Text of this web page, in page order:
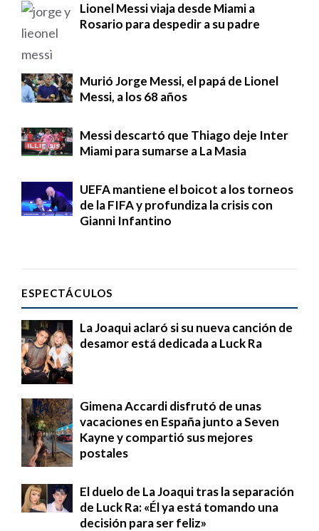
Lionel Messi viaja desde Miami a
Rosario para despedir a su padre
Murió Jorge Messi, el papá de Lionel
Messi, a los 68 años
Messi descartó que Thiago deje Inter
Miami para sumarse a La Masia
UEFA mantiene el boicot a los torneos
de la FIFA y profundiza la crisis con
Gianni Infantino
ESPECTÁCULOS
La Joaqui aclaró si su nueva canción de
desamor está dedicada a Luck Ra
Gimena Accardi disfrutó de unas
vacaciones en España junto a Seven
Kayne y compartió sus mejores
postales
El duelo de La Joaqui tras la separación
de Luck Ra: «Él ya está tomando una
decisión para ser feliz»